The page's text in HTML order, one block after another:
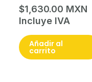
$1,630.00
Añadir al
carrito